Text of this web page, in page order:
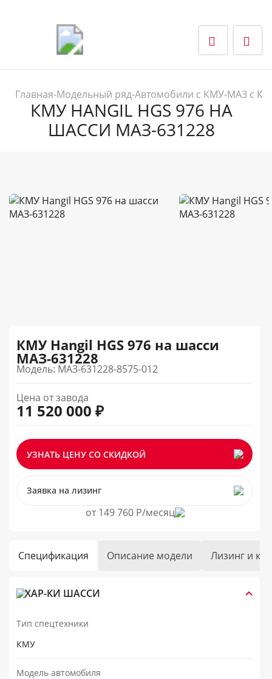
Главная-Модельный ряд-Автомобили с КМУ-МАЗ с
КМУ HANGIL HGS 976 НА
ШАССИ МАЗ-631228
КМУ Hangil HGS 976 на шасси
МАЗ-631228
Модель: МАЗ-631228-8575-012
Цена от завода
11 520 000 ₽
УЗНАТЬ ЦЕНУ СО СКИДКОЙ
Заявка на лизинг
от 149 760 Р/месяц
Спецификация Описание модели Лизинг и
ХАР-КИ ШАССИ
Тип спецтехники
КМУ
Модель автомобиля